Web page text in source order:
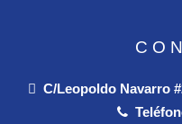
C/Leopoldo Navarro